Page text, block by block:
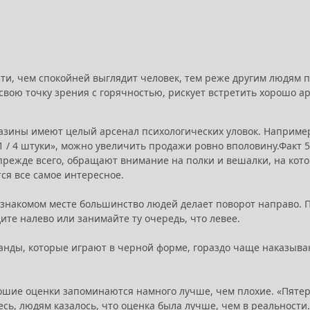
чем спокойней выглядит человек, тем реже другим людям
точку зрения с горячностью, рискует встретить хорошо
имеют целый арсенал психологических уловок.
/ 4 штуки», можно увеличить продажи ровно вполовину.Факт
всего, обращают внимание на полки и вешалки, на
все самое интересное.
месте большинство людей делает поворот направо.
налево или занимайте ту очередь, что левее.
которые играют в черной форме, гораздо чаще
оценки запоминаются намного лучше, чем плохие.
людям казалось, что оценка была лучше, чем в реальности.